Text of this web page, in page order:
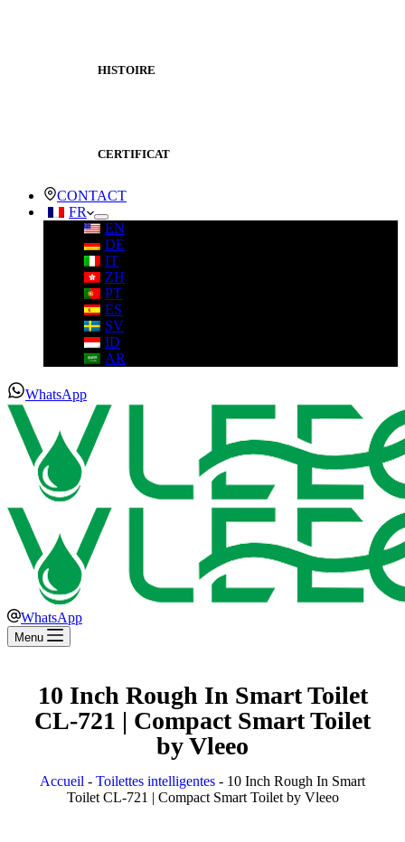
HISTOIRE
CERTIFICAT
CONTACT
FR
EN
DE
IT
ZH
PT
ES
SV
ID
AR
WhatsApp
WhatsApp
Menu
10 Inch Rough In Smart Toilet
CL-721 | Compact Smart Toilet
by Vleeo
Accueil - Toilettes intelligentes - 10 Inch Rough In Smart
Toilet CL-721 | Compact Smart Toilet by Vleeo